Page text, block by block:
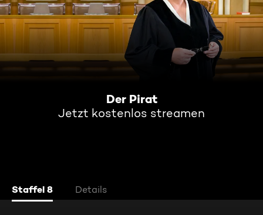
Der Pirat
Jetzt kostenlos streamen
Staffel 8 Details